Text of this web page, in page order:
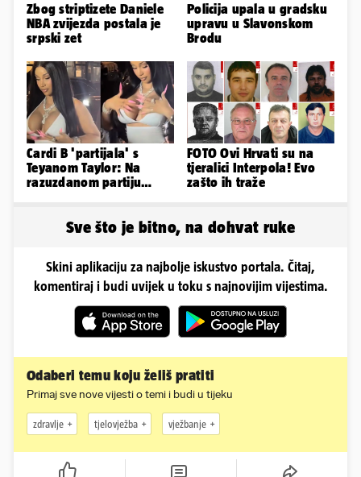
Zbog striptizete Daniele
NBA zvijezda postala je
srpski zet
Policija upala u gradsku
upravu u Slavonskom
Brodu
Cardi B 'partijala' s
Teyanom Taylor: Na
razuzdanom partiju
FOTO Ovi Hrvati su na
tjeralici Interpola! Evo
zašto ih traže
Sve što je bitno, na dohvat ruke
Skini aplikaciju za najbolje iskustvo portala. Čitaj,
komentiraj i budi uvijek u toku s najnovijim vijestima.
Odaberi temu koju želiš pratiti
Primaj sve nove vijesti o temi i budi u tijeku
zdravlje tjelovježba vježbanje